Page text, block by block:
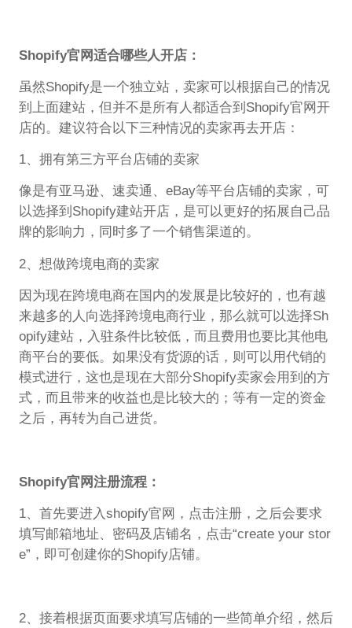
Shopify官网适合哪些人开店：
虽然Shopify是一个独立站，卖家可以根据自己的情况
到上面建站，但并不是所有人都适合到Shopify官网开
店的。建议符合以下三种情况的卖家再去开店：
1、拥有第三方平台店铺的卖家
像是有亚马逊、速卖通、eBay等平台店铺的卖家，可
以选择到Shopify建站开店，是可以更好的拓展自己品
牌的影响力，同时多了一个销售渠道的。
2、想做跨境电商的卖家
因为现在跨境电商在国内的发展是比较好的，也有越
来越多的人向选择跨境电商行业，那么就可以选择Sh
opify建站，入驻条件比较低，而且费用也要比其他电
商平台的要低。如果没有货源的话，则可以用代销的
模式进行，这也是现在大部分Shopify卖家会用到的方
式，而且带来的收益也是比较大的；等有一定的资金
之后，再转为自己进货。
Shopify官网注册流程：
1、首先要进入shopify官网，点击注册，之后会要求
填写邮箱地址、密码及店铺名，点击“create your stor
e”，即可创建你的Shopify店铺。
2、接着根据页面要求填写店铺的一些简单介绍，然后